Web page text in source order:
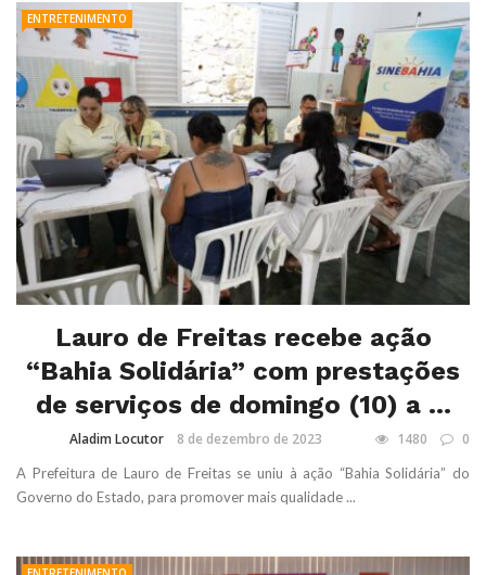
ENTRETENIMENTO
Lauro de Freitas recebe ação
“Bahia Solidária” com prestações
de serviços de domingo (10) a ...
Aladim Locutor 8 de dezembro de 2023 1480 0
A Prefeitura de Lauro de Freitas se uniu à ação “Bahia Solidária” do
Governo do Estado, para promover mais qualidade ...